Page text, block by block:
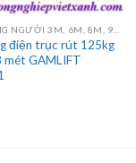
điện trục rút 125kg
mét GAMLIFT